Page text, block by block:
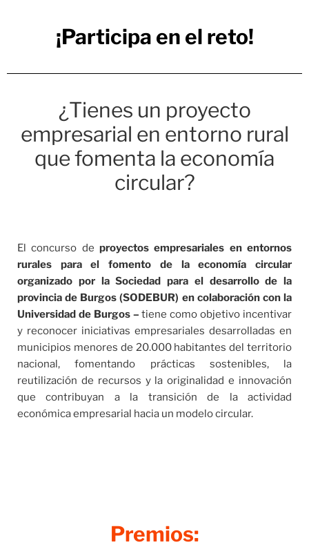
¡Participa en el reto!
¿Tienes un proyecto
empresarial en entorno rural
que fomenta la economía
circular?
El concurso de proyectos empresariales en entornos
rurales para el fomento de la economía circular
organizado por la Sociedad para el desarrollo de la
provincia de Burgos (SODEBUR) en colaboración con la
Universidad de Burgos – tiene como objetivo incentivar
y reconocer iniciativas empresariales desarrolladas en
municipios menores de 20.000 habitantes del territorio
nacional, fomentando prácticas sostenibles, la
reutilización de recursos y la originalidad e innovación
que contribuyan a la transición de la actividad
económica empresarial hacia un modelo circular.
Premios: